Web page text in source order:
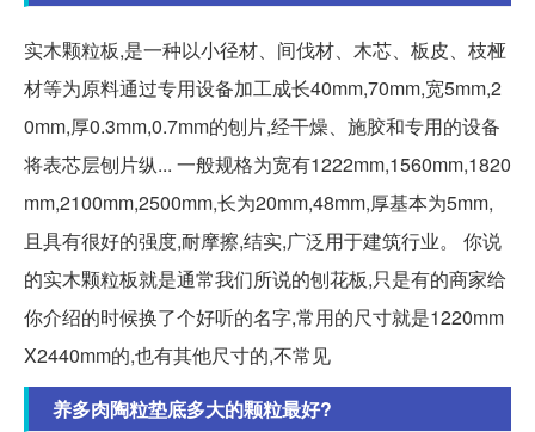
实木颗粒板,是一种以小径材、间伐材、木芯、板皮、枝桠
材等为原料通过专用设备加工成长40mm,70mm,宽5mm,2
0mm,厚0.3mm,0.7mm的刨片,经干燥、施胶和专用的设备
将表芯层刨片纵... 一般规格为宽有1222mm,1560mm,1820
mm,2100mm,2500mm,长为20mm,48mm,厚基本为5mm,
且具有很好的强度,耐摩擦,结实,广泛用于建筑行业。 你说
的实木颗粒板就是通常我们所说的刨花板,只是有的商家给
你介绍的时候换了个好听的名字,常用的尺寸就是1220mm
X2440mm的,也有其他尺寸的,不常见
养多肉陶粒垫底多大的颗粒最好?